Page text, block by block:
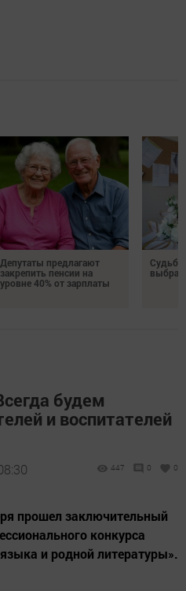
Депутаты предлагают
закрепить пенсии на
уровне 40% от зарплаты
будем
и воспитателей
447 0 0
прошел заключительный
конкурса
и родной литературы».